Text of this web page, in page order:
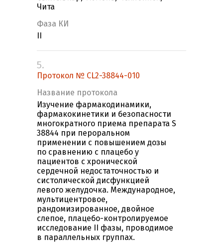
Чита
Фаза КИ
5.
Протокол № CL2-38844-010
Название протокола
Изучение фармакодинамики,
фармакокинетики и безопасности
многократного приема препарата S
38844 при пероральном
применении с повышением дозы
по сравнению с плацебо у
пациентов с хронической
сердечной недостаточностью и
систолической дисфункцией
левого желудочка. Международное,
мультицентровое,
рандомизированное, двойное
слепое, плацебо-контролируемое
исследование II фазы, проводимое
в параллельных группах.